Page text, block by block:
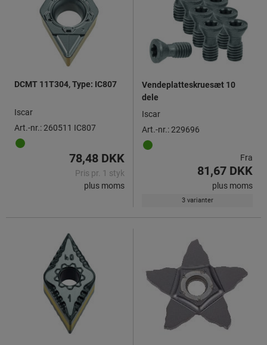
DCMT 11T304, Type: IC807
Iscar
Art.-nr.: 260511 IC807
78,48 DKK
Pris pr. 1 styk
plus moms
Vendeplatteskruesæt 10
dele
Iscar
Art.-nr.: 229696
Fra
81,67 DKK
plus moms
3 varianter